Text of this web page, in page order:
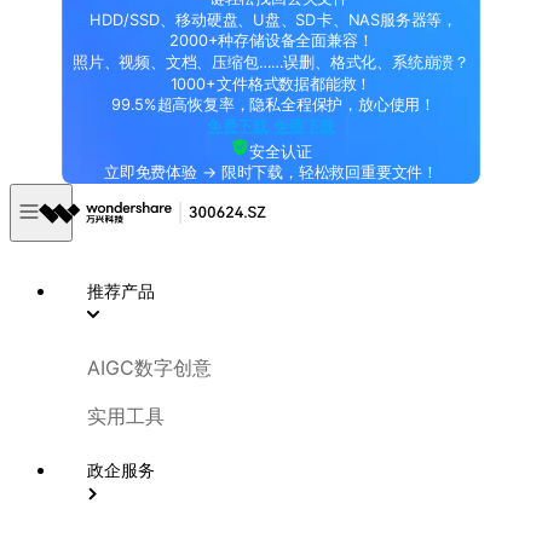
HDD/SSD、移动硬盘、U盘、SD卡、NAS服务器等，
2000+种存储设备全面兼容！
照片、视频、文档、压缩包……误删、格式化、系统崩溃？
1000+文件格式数据都能救！
99.5%超高恢复率，隐私全程保护，放心使用！
免费下载 免费下载
安全认证
立即免费体验 → 限时下载，轻松救回重要文件！
推荐产品
AIGC数字创意
实用工具
政企服务